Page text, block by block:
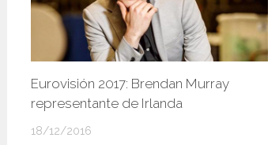
Eurovisión 2017: Brendan Murray
representante de Irlanda
18/12/2016